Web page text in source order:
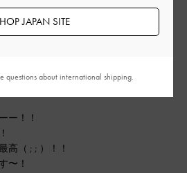
ー！！
高（ ; ; ）！！
〜！
JAPAN SITE
questions about international shipping.